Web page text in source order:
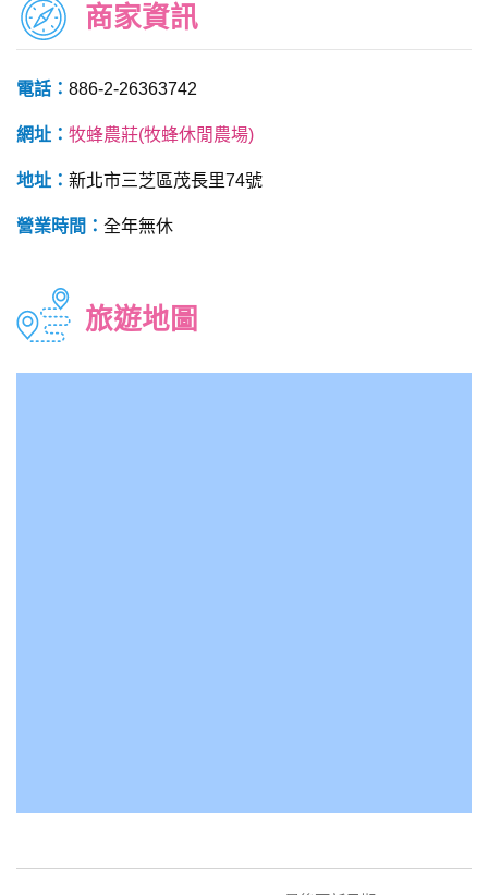
商家資訊
電話： 886-2-26363742
網址： 牧蜂農莊(牧蜂休閒農場)
地址： 新北市三芝區茂長里74號
營業時間： 全年無休
旅遊地圖